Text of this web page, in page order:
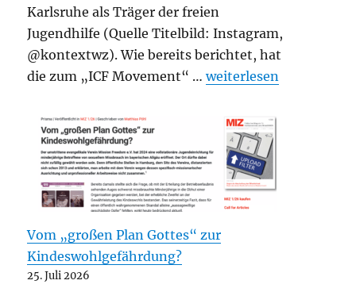
Karlsruhe als Träger der freien
Jugendhilfe (Quelle Titelbild: Instagram,
@kontextwz). Wie bereits berichtet, hat
die zum „ICF Movement“ …„ICF Karlsruhe:
weiterlesen
Vom „großen Plan Gottes“ zur
Kindeswohlgefährdung?
25. Juli 2026